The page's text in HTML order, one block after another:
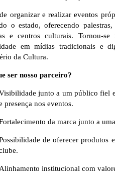
organizar e realizar eventos
o estado, oferecendo
e centros culturais. Tornou-
em mídias tradicionais e
da Cultura.
ser nosso parceiro?
junto a um público fiel
presença nos eventos.
da marca junto a
de oferecer produtos
Alinhamento institucional com